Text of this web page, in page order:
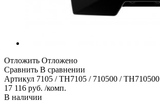
Отложить Отложено
Сравнить В сравнении
Артикул 7105 / TH7105 / 710500 / TH710500
17 116 руб. /комп.
В наличии